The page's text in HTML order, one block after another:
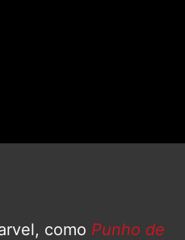
como Punho de